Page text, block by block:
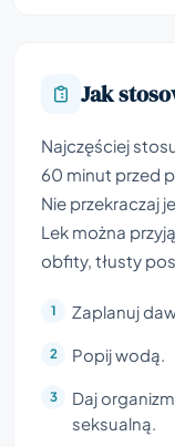
Jak
Najczęściej
60 minut przed
Nie przekraczaj
Lek można
obfity, tłusty
Zaplanuj
Popij wodą.
Daj
seksualną.